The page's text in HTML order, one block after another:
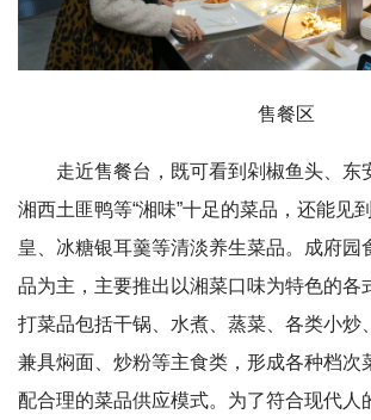
售餐区
走近售餐台，既可看到剁椒鱼头、东
湘西土匪鸭等“湘味”十足的菜品，还能见
皇、冰糖银耳羹等清淡养生菜品。成府园
品为主，主要推出以湘菜口味为特色的各
打菜品包括干锅、水煮、蒸菜、各类小炒
兼具焖面、炒粉等主食类，形成各种档次
配合理的菜品供应模式。为了符合现代人